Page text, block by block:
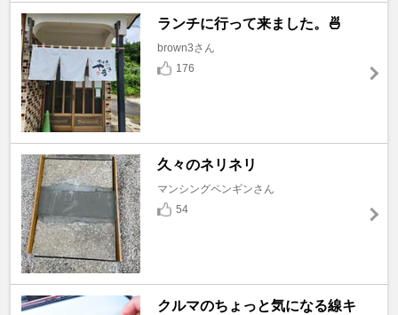
ランチに行って来ました。🍜
brown3さん
176
久々のネリネリ
マンシングペンギンさん
54
クルマのちょっと気になる線キ